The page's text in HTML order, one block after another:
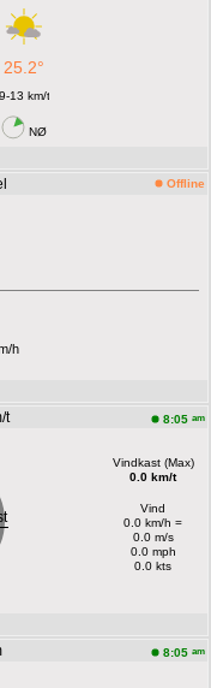
25.2°
9-13 km/t
NØ
Offline
h
t 8:05 am
Vindkast (Max)
0.0 km/t
Vind
0.0 km/h =
0.0 m/s
0.0 mph
0.0 kts
8:05 am